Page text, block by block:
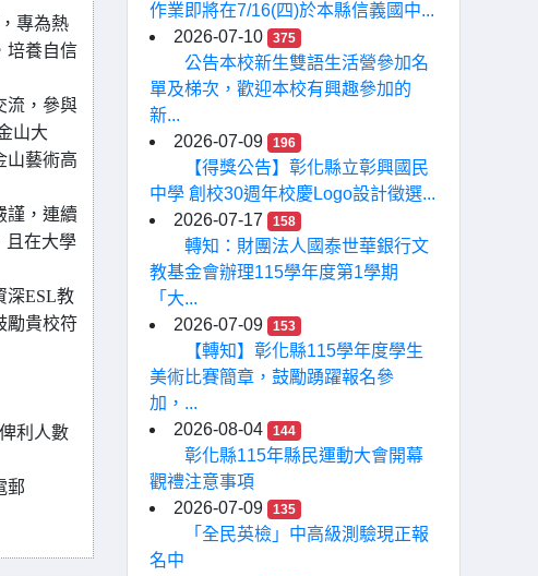
專為熱
培養自信
流，參與
山大
山藝術高
謹，連續
且在大學
深ESL教
勵貴校符
利人數
郵
作業即將在7/16(四)於本縣信義國中...
2026-07-10
375
公告本校新生雙語生活營參加名
單及梯次，歡迎本校有興趣參加的
新...
2026-07-09
196
【得獎公告】彰化縣立彰興國民
中學 創校30週年校慶Logo設計徵選...
2026-07-17
158
轉知：財團法人國泰世華銀行文
教基金會辦理115學年度第1學期
「大...
2026-07-09
153
【轉知】彰化縣115學年度學生
美術比賽簡章，鼓勵踴躍報名參
加，...
2026-08-04
144
彰化縣115年縣民運動大會開幕
觀禮注意事項
2026-07-09
135
「全民英檢」中高級測驗現正報
名中